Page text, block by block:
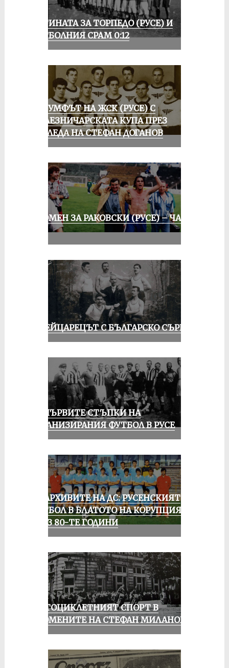
ИСТИНАТА ЗА ТОРПЕДО (РУСЕ) И
ФУТБОЛНИЯ СРАМ 0:12
ТРИУМФЪТ НА ЖСК (РУСЕ) С
ЖЕЛЕЗНИЧАРСКАТА КУПА ПРЕЗ
ПОГЛЕДА НА СТЕФАН ДОГАНОВ
СПОМЕН ЗА РАКОВСКИ (РУСЕ) – ЧАСТ
ШВЕЙЦАРЕЦЪТ С БЪЛГАРСКО СЪРЦЕ
ЗА ПЪРВИТЕ СТЪПКИ НА
ОРГАНИЗИРАНИЯ ФУТБОЛ В РУСЕ
ИЗ АРХИВИТЕ НА ДС: РУСЕНСКИЯТ
ФУТБОЛ В БЛАТОТО НА КОРУПЦИЯТА
ПРЕЗ 80-ТЕ ГОДИНИ
МОТОЦИКЛЕТНИЯТ СПОРТ В
СПОМЕНИТЕ НА СТЕФАН МИЛАНОВ